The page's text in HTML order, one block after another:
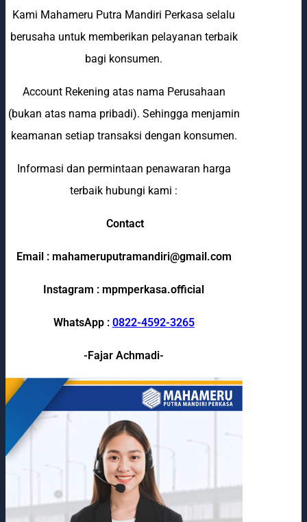
Kami Mahameru Putra Mandiri Perkasa selalu
berusaha untuk memberikan pelayanan terbaik
bagi konsumen.
Account Rekening atas nama Perusahaan
(bukan atas nama pribadi). Sehingga menjamin
keamanan setiap transaksi dengan konsumen.
Informasi dan permintaan penawaran harga
terbaik hubungi kami :
Contact
Email : mahameruputramandiri@gmail.com
Instagram : mpmperkasa.official
WhatsApp : 0822-4592-3265
-Fajar Achmadi-